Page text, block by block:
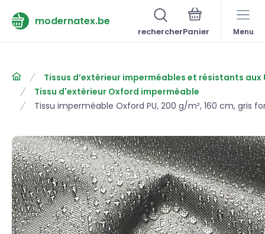
modernatex.be
rechercher Menu
Tissus d’extérieur imperméables et résistants aux
Tissu d'extérieur Oxford imperméable
Tissu imperméable Oxford PU, 200 g/m², 160 cm, gris